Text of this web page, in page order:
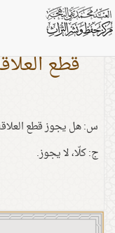
قطع
س: هل يجوز قطع
ج: كلّا، لا يجوز.